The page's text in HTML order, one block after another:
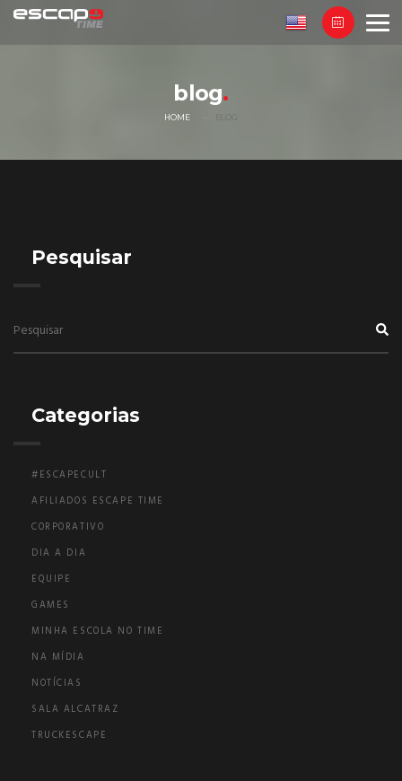
blog
HOME
Pesquisar
Categorias
#ESCAPECULT
AFILIADOS ESCAPE TIME
CORPORATIVO
DIA A DIA
EQUIPE
GAMES
MINHA ESCOLA NO TIME
NA MÍDIA
NOTÍCIAS
SALA ALCATRAZ
TRUCKESCAPE